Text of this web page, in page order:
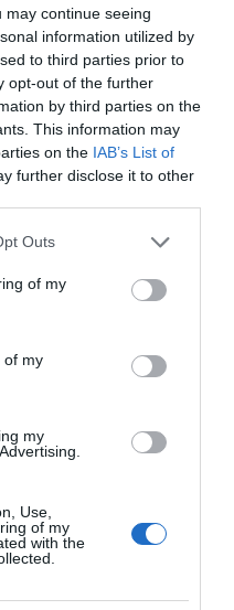
continue seeing
information utilized by
to third parties prior to
opt-out of the further
by third parties on the
This information may
on the IAB’s List of
further disclose it to other
Outs
of my
of my
my
Use,
of my
with the
15:12
que ha
porque Ceuta es
Gobierno en
acusa una ceutí
de desmitificar la
de
es un trabajo
SANCHISTA
La
seis meses la
ante el
por la UCO